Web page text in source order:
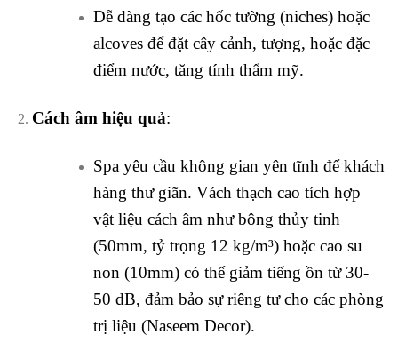
Dễ dàng tạo các hốc tường (niches) hoặc
alcoves để đặt cây cảnh, tượng, hoặc đặc
điểm nước, tăng tính thẩm mỹ.
Cách âm hiệu quả:
Spa yêu cầu không gian yên tĩnh để khách
hàng thư giãn. Vách thạch cao tích hợp
vật liệu cách âm như bông thủy tinh
(50mm, tỷ trọng 12 kg/m³) hoặc cao su
non (10mm) có thể giảm tiếng ồn từ 30-
50 dB, đảm bảo sự riêng tư cho các phòng
trị liệu (Naseem Decor).